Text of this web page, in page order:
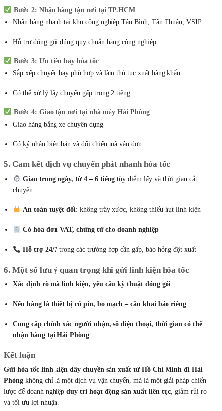
Bước 1: Tiếp nhận đơn hàng và tư vấn phương án nhanh nhất
Bạn chỉ cần cung cấp thông tin loại linh kiện, kích thước – trọng lượng –
địa chỉ nhận, chúng tôi sẽ đưa ra phương án vận chuyển nhanh nhất và
báo giá chính xác.
Bước 2: Nhận hàng tận nơi tại TP.HCM
Nhận hàng nhanh tại khu công nghiệp Tân Bình, Tân Thuận, VSIP
Hỗ trợ đóng gói đúng quy chuẩn hàng công nghiệp
Bước 3: Ưu tiên bay hỏa tốc
Sắp xếp chuyến bay phù hợp và làm thủ tục xuất hàng khẩn
Có thể xử lý lấy chuyến gấp trong 2 tiếng
Bước 4: Giao tận nơi tại nhà máy Hải Phòng
Giao hàng bằng xe chuyên dụng
Giao trong ngày, từ 4 – 6 tiếng
tùy điểm lấy và thời gian cắt
chuyến
An toàn tuyệt đối : không trầy xước, không thiếu hụt linh kiện
Có hóa đơn VAT, chứng từ cho doanh nghiệp
Hỗ trợ 24/7trong các trường hợp cần gấp, báo hỏng đột xuất
6. Một số lưu ý quan trọng khi gửi linh kiện hỏa tốc
Nếu hàng là thiết bị có pin, bo mạch – cần khai báo riêng
Cung cấp chính xác người nhận, số điện thoại, thời gian có thể
nhận hàng tại Hải Phòng